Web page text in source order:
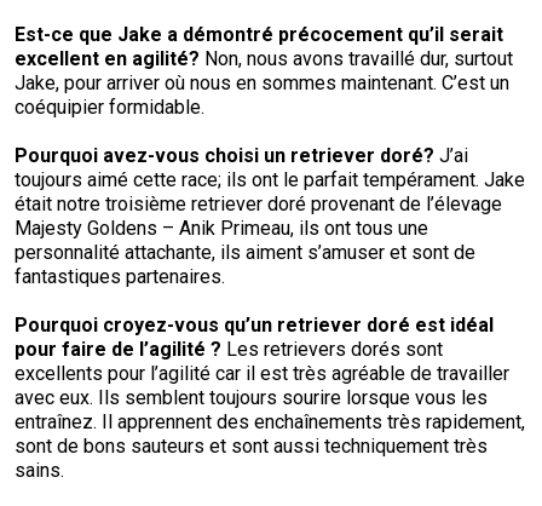
Est-ce que Jake a démontré précocement qu’il serait
excellent en agilité? Non, nous avons travaillé dur, surtout
Jake, pour arriver où nous en sommes maintenant. C’est un
coéquipier formidable.
Pourquoi avez-vous choisi un retriever doré? J’ai
toujours aimé cette race; ils ont le parfait tempérament. Jake
était notre troisième retriever doré provenant de l’élevage
Majesty Goldens – Anik Primeau, ils ont tous une
personnalité attachante, ils aiment s’amuser et sont de
fantastiques partenaires.
Pourquoi croyez-vous qu’un retriever doré est idéal
pour faire de l’agilité ? Les retrievers dorés sont
excellents pour l’agilité car il est très agréable de travailler
avec eux. Ils semblent toujours sourire lorsque vous les
entraînez. Il apprennent des enchaînements très rapidement,
sont de bons sauteurs et sont aussi techniquement très
sains.